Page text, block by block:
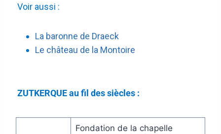
Voir aussi :
La baronne de Draeck
Le château de la Montoire
ZUTKERQUE au fil des siècles :
Fondation de la chapelle